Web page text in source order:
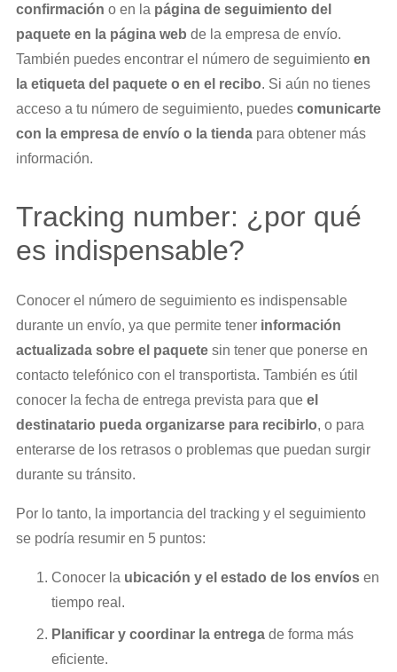
confirmación o en la página de seguimiento del
paquete en la página web de la empresa de envío.
También puedes encontrar el número de seguimiento en
la etiqueta del paquete o en el recibo. Si aún no tienes
acceso a tu número de seguimiento, puedes comunicarte
con la empresa de envío o la tienda para obtener más
información.
Tracking number: ¿por qué
es indispensable?
Conocer el número de seguimiento es indispensable
durante un envío, ya que permite tener información
actualizada sobre el paquetesin tener que ponerse en
contacto telefónico con el transportista. También es útil
conocer la fecha de entrega prevista para queel
destinatario pueda organizarse para recibirlo, o para
enterarse de los retrasos o problemas que puedan surgir
durante su tránsito.
Por lo tanto, la importancia del tracking y el seguimiento
se podría resumir en 5 puntos:
Conocer la ubicación y el estado de los envíos en
tiempo real.
Planificar y coordinar la entregade forma más
eficiente.